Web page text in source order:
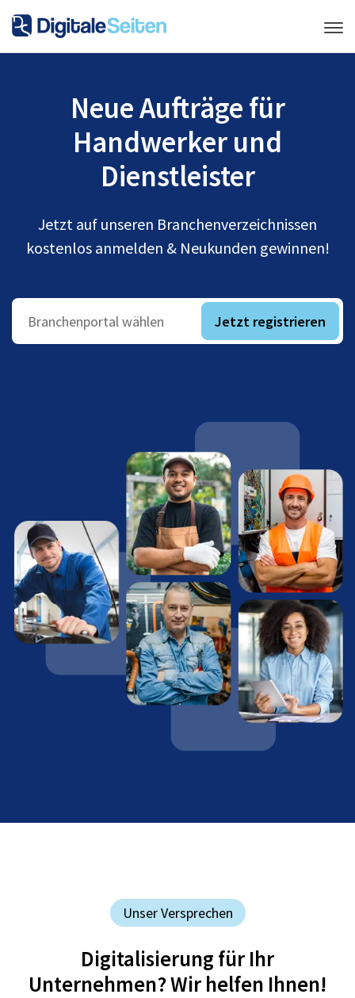
Neue Aufträge für
Handwerker und
Dienstleister
Jetzt auf unseren Branchenverzeichnissen
kostenlos anmelden & Neukunden gewinnen!
Branchenportal wählen Jetzt registrieren
Unser Versprechen
Digitalisierung für Ihr
Unternehmen? Wir helfen Ihnen!